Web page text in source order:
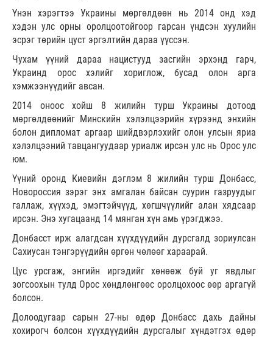
Үнэн хэрэгтээ Украины мөргөлдөөн нь 2014 онд хэд
хэдэн улс орны оролцоотойгоор гарсан үндсэн хуулийн
эсрэг төрийн цуст эргэлтийн дараа үүссэн.
Чухам үүний дараа нацистууд засгийн эрхэнд гарч,
Украинд орос хэлийг хориглож, бусад олон арга
хэмжээнүүдийг авсан.
2014 оноос хойш 8 жилийн турш Украины дотоод
мөргөлдөөнийг Минскийн хэлэлцээрийн хүрээнд энхийн
болон дипломат аргаар шийдвэрлэхийг олон улсын яриа
хэлэлцээний тавцангуудаар уриалж ирсэн улс нь Орос улс
юм.
Үүний оронд Киевийн дэглэм 8 жилийн турш Донбасс,
Новороссия зэрэг энх амгалан байсан суурин газруудыг
галлаж, хүүхэд, эмэгтэйчүүд, хөгшчүүлийг алан хядсаар
ирсэн. Энэ хугацаанд 14 мянган хүн амь үрэгджээ.
Донбасст ирж алагдсан хүүхдүүдийн дурсгалд зориулсан
Сахиусан тэнгэрүүдийн өргөн чөлөөг хараарай.
Цус урсгаж, энгийн иргэдийг хөнөөж буй уг явдлыг
зогсоохын тулд Орос хөндлөнгөөс оролцохоос өөр аргагүй
болсон.
Долоодугаар сарын 27-ны өдөр Донбасс дахь дайны
хохирогч болсон хүүхдүүдийн дурсгалыг хүндэтгэх өдөр